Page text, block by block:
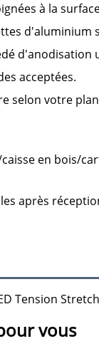
à la
d'aluminium
acceptées.
selon votre
en bois/
après
vous